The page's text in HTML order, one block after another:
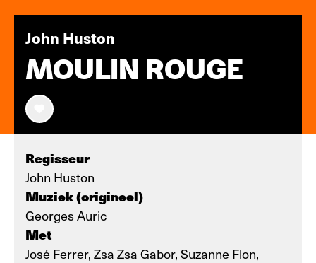
John Huston
MOULIN ROUGE
Regisseur
John Huston
Muziek (origineel)
Georges Auric
Met
José Ferrer, Zsa Zsa Gabor, Suzanne Flon,